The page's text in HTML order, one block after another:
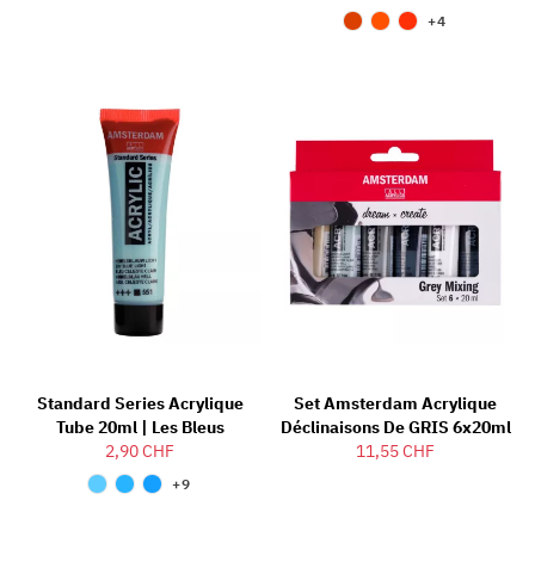
+4
Standard Series Acrylique
Tube 20ml | Les Bleus
2,90 CHF
+9
Set Amsterdam Acrylique
Déclinaisons De GRIS 6x20ml
11,55 CHF